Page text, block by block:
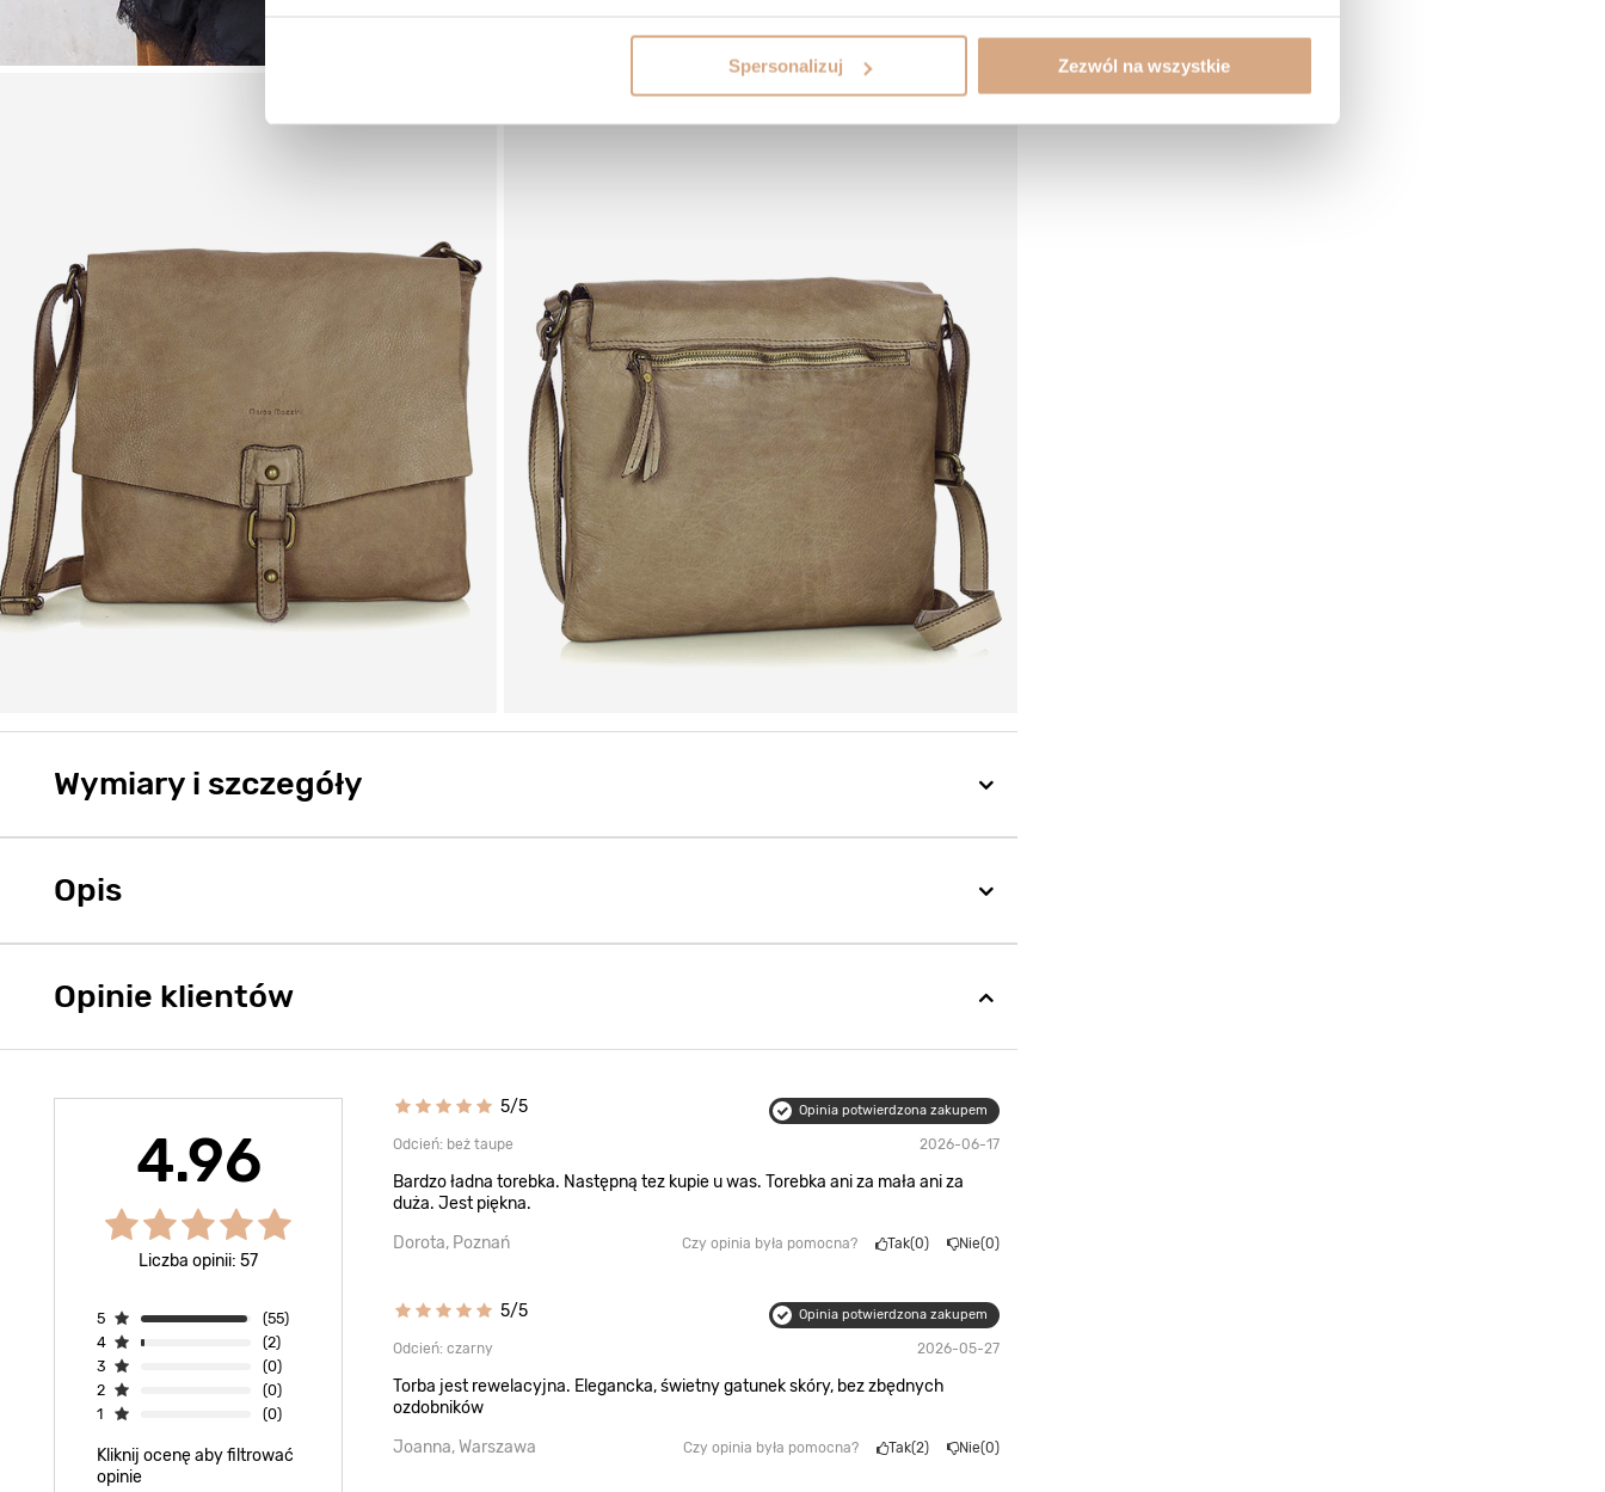
Spersonalizuj Zezwól na wszystkie
Wymiary i szczegóły
Opis
Opinie klientów
4.96
Liczba opinii: 57
5
(55)
4
(2)
3
(0)
2
(0)
1
(0)
Kliknij ocenę aby filtrować
opinie
5/5 Opinia potwierdzona zakupem
Odcień: beż taupe 2026-06-17
Bardzo ładna torebka. Następną tez kupie u was. Torebka ani za mała ani za
duża. Jest piękna.
Dorota, Poznań
Czy opinia była pomocna? Tak 0 Nie 0
5/5 Opinia potwierdzona zakupem
Odcień: czarny 2026-05-27
Torba jest rewelacyjna. Elegancka, świetny gatunek skóry, bez zbędnych
ozdobników
Joanna, Warszawa
Czy opinia była pomocna? Tak 2 Nie 0